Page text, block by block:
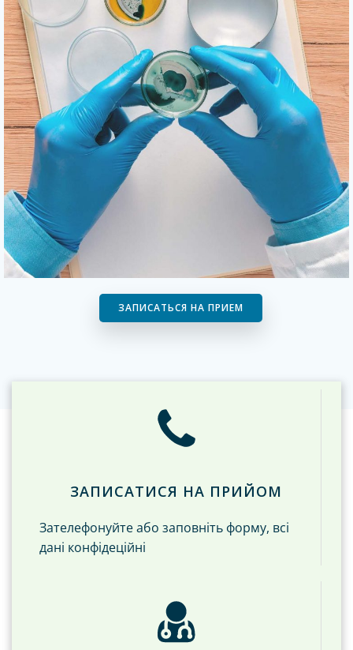
ЗАПИСАТЬСЯ НА ПРИЕМ
ЗАПИСАТИСЯ НА ПРИЙОМ
Зателефонуйте або заповніть форму, всі
дані конфідеційні